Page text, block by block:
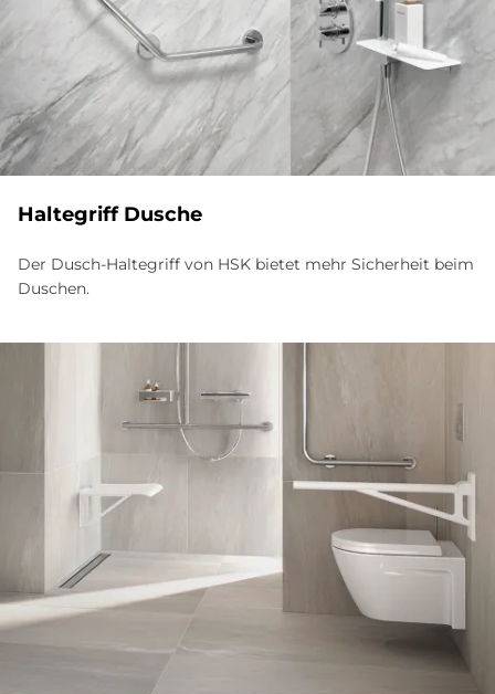
Hal­te­griff Du­sche
Der Dusch-Haltegriff von HSK bietet mehr Sicherheit beim
Duschen.